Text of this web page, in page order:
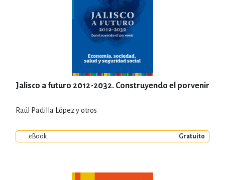
Jalisco a futuro 2012-2032. Construyendo el porvenir
Raúl Padilla López y otros
eBook Gratuito